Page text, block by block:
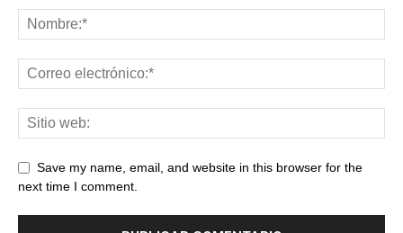
Save my name, email, and website in this browser for the
next time I comment.